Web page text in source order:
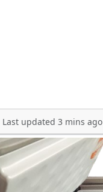
Last updated 3 mins ago